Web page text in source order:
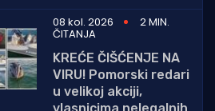
08 kol. 2026
2 MIN.
ČITANJA
KREĆE ČIŠĆENJE NA
VIRU! Pomorski redari
u velikoj akciji,
vlasnicima nelegalnih